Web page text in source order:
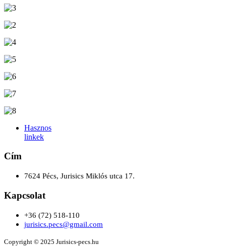
Hasznos
linkek
Cím
7624 Pécs, Jurisics Miklós utca 17.
Kapcsolat
+36 (72) 518-110
jurisics.pecs@gmail.com
Copyright © 2025 Jurisics-pecs.hu